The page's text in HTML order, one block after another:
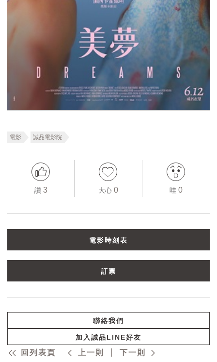
電影 誠品電影院
讚 3 大心 0 哇 0
電影時刻表
訂票
聯絡我們
加入誠品LINE好友
回列表頁 上一則 下一則